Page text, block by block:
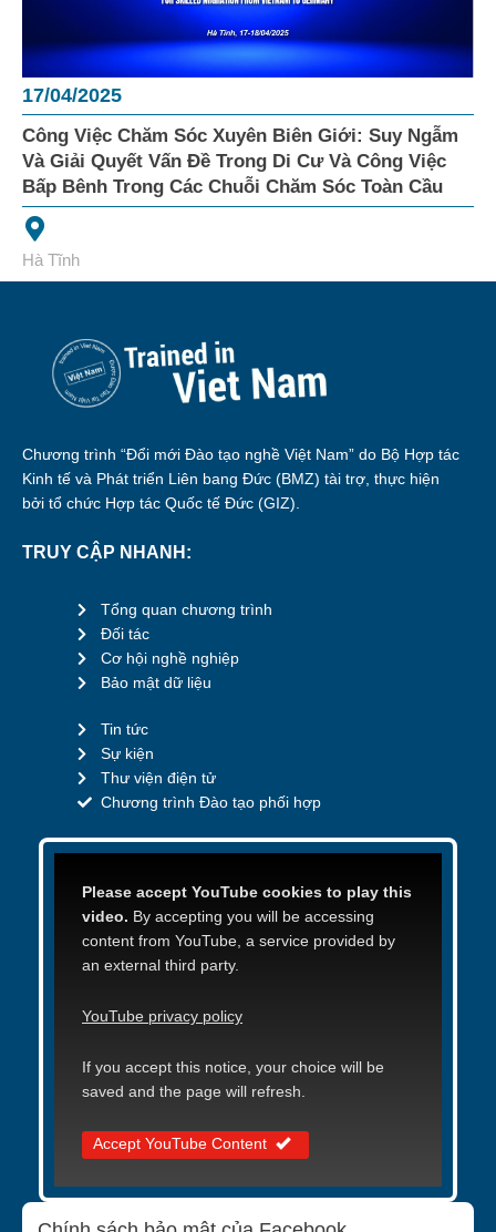
17/04/2025
Công Việc Chăm Sóc Xuyên Biên Giới: Suy Ngẫm
Và Giải Quyết Vấn Đề Trong Di Cư Và Công Việc
Bấp Bênh Trong Các Chuỗi Chăm Sóc Toàn Cầu
Hà Tĩnh
Chương trình “Đổi mới Đào tạo nghề Việt Nam” do Bộ Hợp tác
Kinh tế và Phát triển Liên bang Đức (BMZ) tài trợ, thực hiện
bởi tổ chức Hợp tác Quốc tế Đức (GIZ).
TRUY CẬP NHANH:
Tổng quan chương trình
Đối tác
Cơ hội nghề nghiệp
Bảo mật dữ liệu
Tin tức
Sự kiện
Thư viện điện tử
Chương trình Đào tạo phối hợp
Please accept YouTube cookies to play this
video. By accepting you will be accessing
content from YouTube, a service provided by
an external third party.
YouTube privacy policy
If you accept this notice, your choice will be
saved and the page will refresh.
Accept YouTube Content